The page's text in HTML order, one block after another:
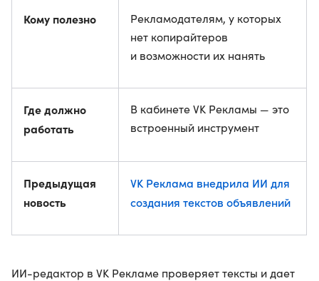
Кому полезно
Рекламодателям, у которых
нет копирайтеров
и возможности их нанять
Где должно
работать
В кабинете VK Рекламы — это
встроенный инструмент
Предыдущая
новость
VK Реклама внедрила ИИ для
создания текстов объявлений
ИИ-редактор в VK Рекламе проверяет тексты и дает